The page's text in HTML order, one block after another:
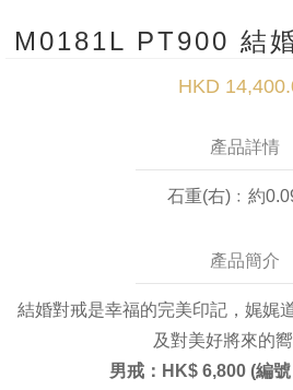
M0181L PT900 結
HKD
產品詳情
石重(右)﹕約
產品簡介
結婚對戒是幸福的完美印記，娓娓
及對美好將來的
男戒：HK$ 6,800 (編